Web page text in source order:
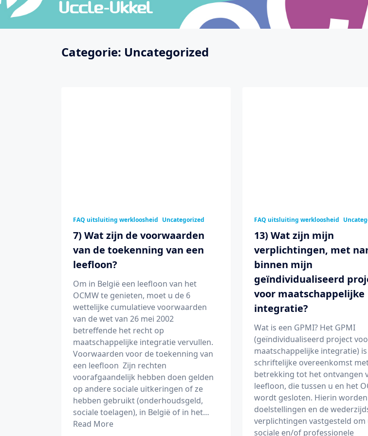
Categorie: Uncategorized
FAQ uitsluiting werkloosheid Uncategorized
7) Wat zijn de voorwaarden
van de toekenning van een
leefloon?
Om in België een leefloon van het
OCMW te genieten, moet u de 6
wettelijke cumulatieve voorwaarden
van de wet van 26 mei 2002
betreffende het recht op
maatschappelijke integratie vervullen.
Voorwaarden voor de toekenning van
een leefloon Zijn rechten
voorafgaandelijk hebben doen gelden
op andere sociale uitkeringen of ze
hebben gebruikt (onderhoudsgeld,
sociale toelagen), in België of in het…
Read More
FAQ uitsluiting werkloosheid
13) Wat zijn mijn
verplichtingen, met
binnen mijn
geïndividualiseerd
voor maatschappelijke
integratie?
Wat is een GPMI? Het GPMI
(geïndividualiseerd project
maatschappelijke integratie)
schriftelijke overeenkomst
betrekking tot het ontvangen
leefloon, die tussen u en het
wordt gesloten. Hierin
doelstellingen en de
verplichtingen vastgesteld om
sociale en/of professionele